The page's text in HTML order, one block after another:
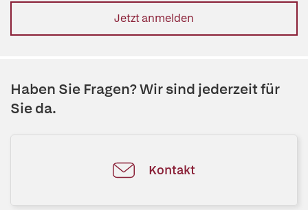
Jetzt anmelden
Haben Sie Fragen? Wir sind jederzeit für
Sie da.
Kontakt